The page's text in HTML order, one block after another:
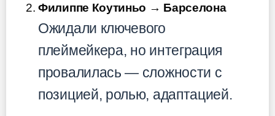
Филиппе Коутиньо → Барселона
Ожидали ключевого
плеймейкера, но интеграция
провалилась — сложности с
позицией, ролью, адаптацией.